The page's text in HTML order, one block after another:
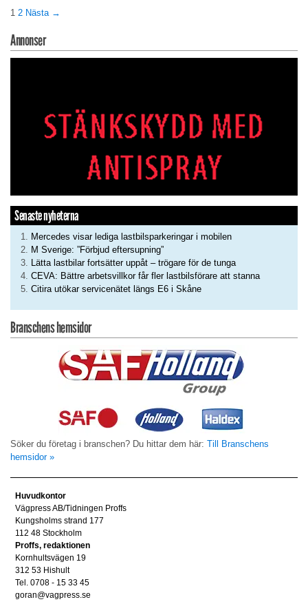
1 2 Nästa →
Annonser
Senaste nyheterna
Mercedes visar lediga lastbilsparkeringar i mobilen
M Sverige: ”Förbjud eftersupning”
Lätta lastbilar fortsätter uppåt – trögare för de tunga
CEVA: Bättre arbetsvillkor får fler lastbilsförare att stanna
Citira utökar servicenätet längs E6 i Skåne
Branschens hemsidor
Söker du företag i branschen? Du hittar dem här: Till Branschens
hemsidor »
Huvudkontor
Vägpress AB/Tidningen Proffs
Kungsholms strand 177
112 48 Stockholm
Proffs, redaktionen
Kornhultsvägen 19
312 53 Hishult
Tel. 0708 - 15 33 45
goran@vagpress.se